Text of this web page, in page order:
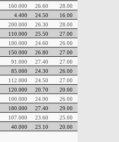
160.000 26.60
28.00
4.400 24.50
16.00
200.000 26.30
28.00
110.000 25.50
27.00
100.000 24.60
26.00
150.000 26.80
27.00
91.000 27.40
27.00
85.000 24.30
26.00
112.000 24.50
27.00
120.000 20.70
20.00
100.000 24.90
26.00
180.000 27.40
29.00
107.000 23.60
25.00
40.000 23.10 20.00